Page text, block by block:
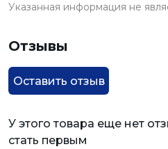
Указанная информация не
Отзывы
Оставить отзыв
У этого товара еще нет
стать первым